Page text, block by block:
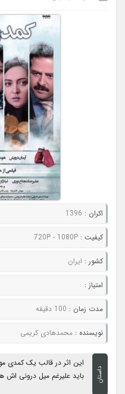
اکران : 1396
کیفیت :720P - 1080P
کشور : ایران
امتیاز :
مدت زمان : 100 دقیقه
نویسنده :محمدهادی کریمی
داستان
این اثر در قالب یک کمدی
باید علیرغم میل درونی